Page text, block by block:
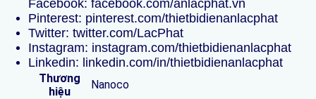
Facebook: facebook.com/anlacphat.vn
Pinterest: pinterest.com/thietbidienanlacphat
Twitter: twitter.com/LacPhat
Instagram: instagram.com/thietbidienanlacphat
Linkedin: linkedin.com/in/thietbidienanlacphat
Thương
hiệu
Nanoco